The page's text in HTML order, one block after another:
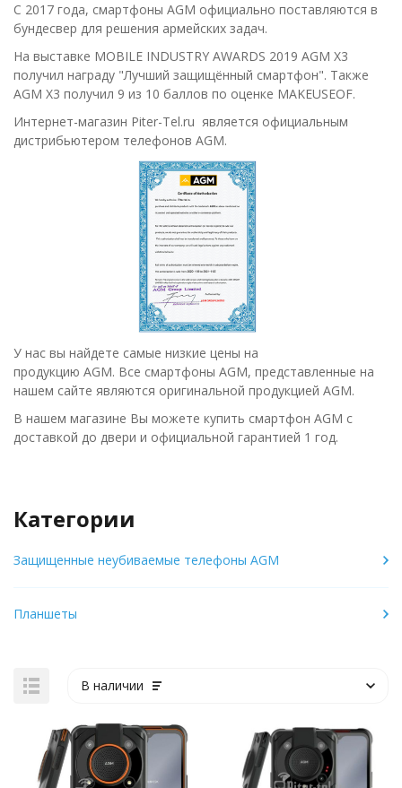
С 2017 года, смартфоны AGM официально поставляются в
бундесвер для решения армейских задач.
На выставке MOBILE INDUSTRY AWARDS 2019 AGM X3
получил награду "Лучший защищённый смартфон". Также
AGM X3 получил 9 из 10 баллов по оценке MAKEUSEOF.
Интернет-магазин Piter-Tel.ru является официальным
дистрибьютером телефонов AGM.
У нас вы найдете самые низкие цены на
продукцию AGM. Все смартфоны AGM, представленные на
нашем сайте являются оригинальной продукцией AGM.
В нашем магазине Вы можете купить смартфон AGM с
доставкой до двери и официальной гарантией 1 год.
Категории
Защищенные неубиваемые телефоны AGM
Планшеты
В наличии